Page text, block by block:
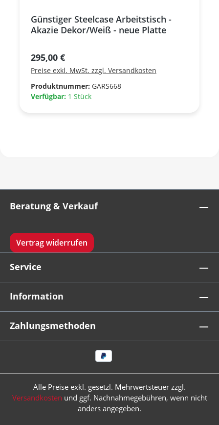
Günstiger Steelcase Arbeitstisch -
Akazie Dekor/Weiß - neue Platte
Regulärer Preis:
295,00 €
Preise exkl. MwSt. zzgl. Versandkosten
Produktnummer: GARS668
Verfügbar: 1 Stück
Beratung & Verkauf
Vertrag widerrufen
Service
Information
Zahlungsmethoden
Alle Preise exkl. gesetzl. Mehrwertsteuer zzgl.
Versandkosten und ggf. Nachnahmegebühren, wenn nicht
anders angegeben.